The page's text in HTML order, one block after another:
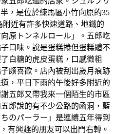
，是位於練馬區小竹向原的35
近有許多快速道路、地鐵的
原トンネルロール」。五郎吃
口味。說是蛋糕捲但蛋糕體不
白糖的虎皮蛋糕，口感微粗
颇喜歡。店內被刮出歲月痕跡
，平日下雨的午後好多附近的
五郎又帶我來一個陌生的市區
郎說的有不少公路的函洞，藍
のパーラー」是連續五年得到
有興趣的朋友可以出門右轉。